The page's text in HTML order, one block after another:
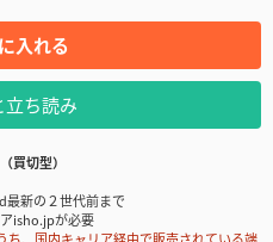
入れる
立ち読み
買切型）
最新の２世代前まで
isho.jpが必要